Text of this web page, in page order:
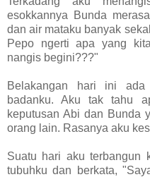
esokkannya Bunda
dan air mataku banyak
Pepo ngerti apa yang
nangis begini???"
Belakangan hari ini
badanku. Aku tak tahu
keputusan Abi dan Bunda
orang lain. Rasanya aku
Suatu hari aku terbangun
tubuhku dan berkata,